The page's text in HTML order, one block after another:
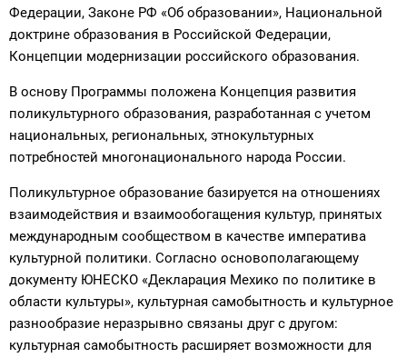
Федерации, Законе РФ «Об образовании», Национальной
доктрине образования в Российской Федерации,
Концепции модернизации российского образования.
В основу Программы положена Концепция развития
поликультурного образования, разработанная с учетом
национальных, региональных, этнокультурных
потребностей многонационального народа России.
Поликультурное образование базируется на отношениях
взаимодействия и взаимообогащения культур, принятых
международным сообществом в качестве императива
культурной политики. Согласно основополагающему
документу ЮНЕСКО «Декларация Мехико по политике в
области культуры», культурная самобытность и культурное
разнообразие неразрывно связаны друг с другом:
культурная самобытность расширяет возможности для